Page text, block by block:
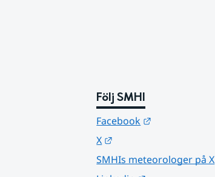
Följ SMHI
Facebook
X
SMHIs meteorologer på X